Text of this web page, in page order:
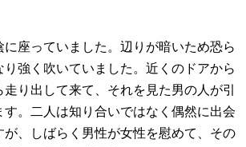
座っていました。辺りが暗いため恐ら
り強く吹いていました。近くのドアから
り出して来て、それを見た男の人が引
す。二人は知り合いではなく偶然に出会
が、しばらく男性が女性を慰めて、その